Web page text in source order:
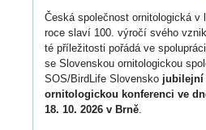
Česká společnost ornitologická v
roce slaví 100. výročí svého
té příležitosti pořádá ve spolupráci
se Slovenskou ornitologickou
SOS/BirdLife Slovensko jubilejní
ornitologickou konferenci ve
18. 10. 2026 v Brně.